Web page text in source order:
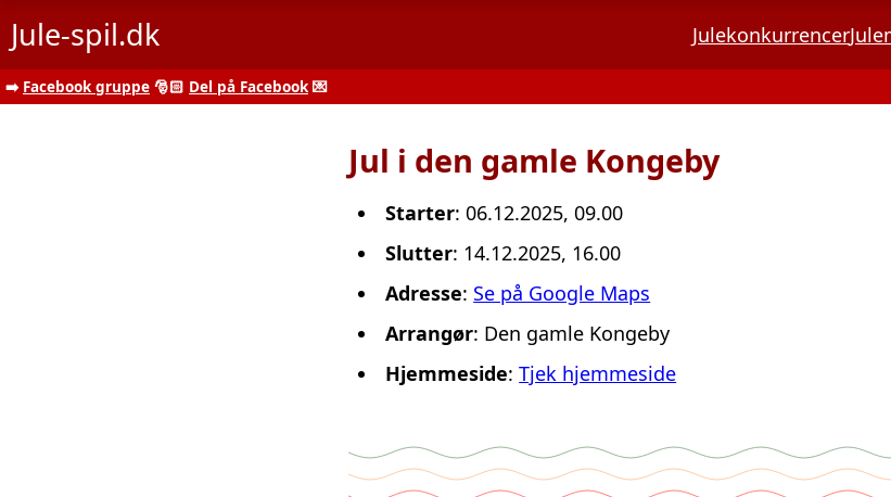
Jule-spil.dk Julekonkurrencer
➡️ Facebook gruppe 🎅🏻 Del på Facebook💌
Jul i den gamle Kongeby
Starter: 06.12.2025, 09.00
Slutter: 14.12.2025, 16.00
Adresse: Se på Google Maps
Arrangør: Den gamle Kongeby
Hjemmeside:Tjek hjemmeside